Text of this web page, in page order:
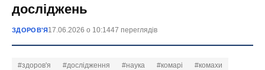
досліджень
ЗДОРОВ'Я17.06.2026 о 10:1447 переглядів
#здоров'я #дослідження #наука #комарі #комахи